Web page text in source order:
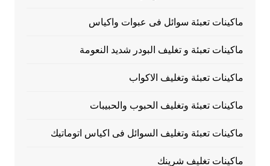
ماكينات تعبئة سوائل فى عبوات واكياس
ماكينات تعبئة و تغليف البودر شديد النعومة
ماكينات تعبئة وتغليف الاكواب
ماكينات تعبئة وتغليف الحبوب والحبيبات
ماكينات تعبئة وتغليف السوائل فى اكياس اتوماتيك
ماكينات تغليف شرينك